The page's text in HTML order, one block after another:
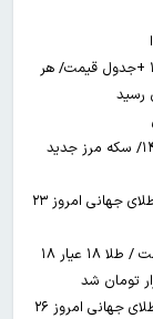
افزایش قیمت طلا و سکه در بازار امروز ۵ مرداد ۱۴۰۵ +جدول قیمت/ هر
قیمت زمان بازگشایی طلا و سکه امروز ۲۳ تیرماه ۱۴۰۵/ سکه مرز جدید
طلا در پایین‌ترین سطح قیمتی ایستاد/ قیمت جدید طلای جهانی امروز ۲۳
آخرین قیمت طلا و سکه ۲۷ تیرماه ۱۴۰۵+ جدول قیمت / طلا ۱۸ عیار ۱۸
بزرگ‌ترین کاهش قیمت طلا رقم خورد/ قیمت جدید طلای جهانی امروز ۲۶